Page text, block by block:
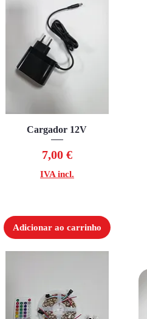
Visualização rápida
Cargador 12V
Preço
7,00 €
IVA incl.
Adicionar ao carrinho